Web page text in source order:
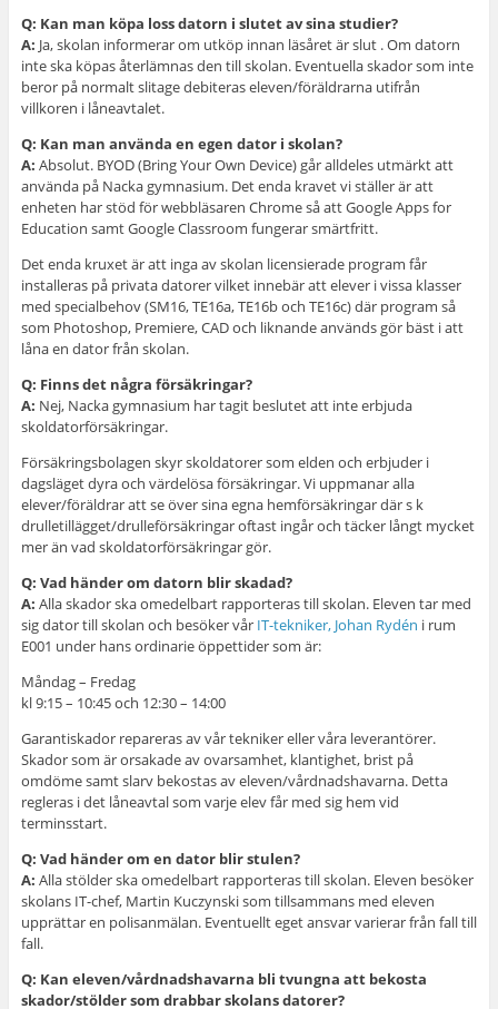
Q: Kan man köpa loss datorn i slutet av sina studier?
A: Ja, skolan informerar om utköp innan läsåret är slut . Om datorn
inte ska köpas återlämnas den till skolan. Eventuella skador som inte
beror på normalt slitage debiteras eleven/föräldrarna utifrån
villkoren i låneavtalet.
Q: Kan man använda en egen dator i skolan?
A: Absolut. BYOD (Bring Your Own Device) går alldeles utmärkt att
använda på Nacka gymnasium. Det enda kravet vi ställer är att
enheten har stöd för webbläsaren Chrome så att Google Apps for
Education samt Google Classroom fungerar smärtfritt.
Det enda kruxet är att inga av skolan licensierade program får
installeras på privata datorer vilket innebär att elever i vissa klasser
med specialbehov (SM16, TE16a, TE16b och TE16c) där program så
som Photoshop, Premiere, CAD och liknande används gör bäst i att
låna en dator från skolan.
Q: Finns det några försäkringar?
A: Nej, Nacka gymnasium har tagit beslutet att inte erbjuda
skoldatorförsäkringar.
Försäkringsbolagen skyr skoldatorer som elden och erbjuder i
dagsläget dyra och värdelösa försäkringar. Vi uppmanar alla
elever/föräldrar att se över sina egna hemförsäkringar där s k
drulletillägget/drulleförsäkringar oftast ingår och täcker långt mycket
mer än vad skoldatorförsäkringar gör.
Q: Vad händer om datorn blir skadad?
A: Alla skador ska omedelbart rapporteras till skolan. Eleven tar med
sig dator till skolan och besöker vårIT-tekniker, Johan Rydén i rum
E001 under hans ordinarie öppettider som är:
Måndag – Fredag
kl 9:15 – 10:45 och 12:30 – 14:00
Garantiskador repareras av vår tekniker eller våra leverantörer.
Skador som är orsakade av ovarsamhet, klantighet, brist på
omdöme samt slarv bekostas av eleven/vårdnadshavarna. Detta
regleras i det låneavtal som varje elev får med sig hem vid
terminsstart.
Q: Vad händer om en dator blir stulen?
A: Alla stölder ska omedelbart rapporteras till skolan. Eleven besöker
skolans IT-chef, Martin Kuczynski som tillsammans med eleven
upprättar en polisanmälan. Eventuellt eget ansvar varierar från fall till
fall.
Q: Kan eleven/vårdnadshavarna bli tvungna att bekosta
skador/stölder som drabbar skolans datorer?